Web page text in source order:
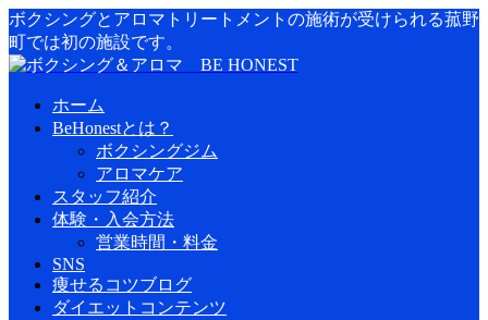
ボクシングとアロマトリートメントの施術が受けられる菰野
町では初の施設です。
ホーム
BeHonestとは？
ボクシングジム
アロマケア
スタッフ紹介
体験・入会方法
営業時間・料金
SNS
痩せるコツブログ
ダイエットコンテンツ